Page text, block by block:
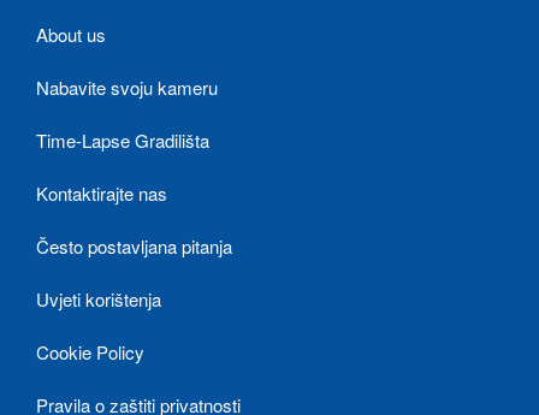
About us
Nabavite svoju kameru
Time-Lapse Gradilišta
Kontaktirajte nas
Često postavljana pitanja
Uvjeti korištenja
Cookie Policy
Pravila o zaštiti privatnosti